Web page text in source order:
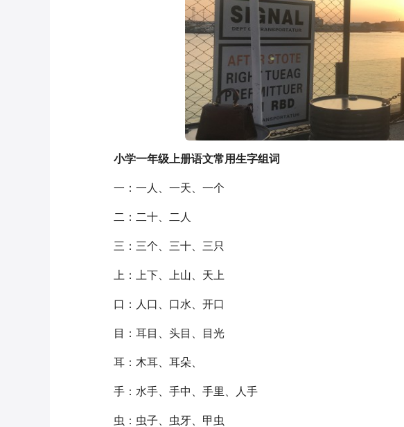
小学一年级上册语文常用生字组词
一：一人、一天、一个
二：二十、二人
三：三个、三十、三只
上：上下、上山、天上
口：人口、口水、开口
目：耳目、头目、目光
耳：木耳、耳朵、
手：水手、手中、手里、人手
虫：虫子、虫牙、甲虫